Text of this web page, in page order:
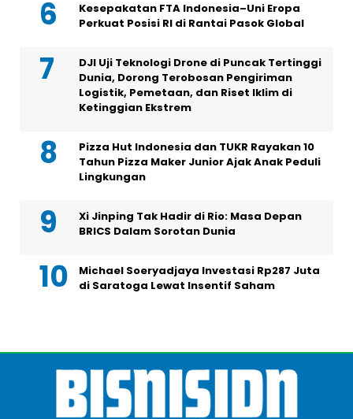
Kesepakatan FTA Indonesia–Uni Eropa
Perkuat Posisi RI di Rantai Pasok Global
DJI Uji Teknologi Drone di Puncak Tertinggi
Dunia, Dorong Terobosan Pengiriman
Logistik, Pemetaan, dan Riset Iklim di
Ketinggian Ekstrem
Pizza Hut Indonesia dan TUKR Rayakan 10
Tahun Pizza Maker Junior Ajak Anak Peduli
Lingkungan
Xi Jinping Tak Hadir di Rio: Masa Depan
BRICS Dalam Sorotan Dunia
Michael Soeryadjaya Investasi Rp287 Juta
di Saratoga Lewat Insentif Saham